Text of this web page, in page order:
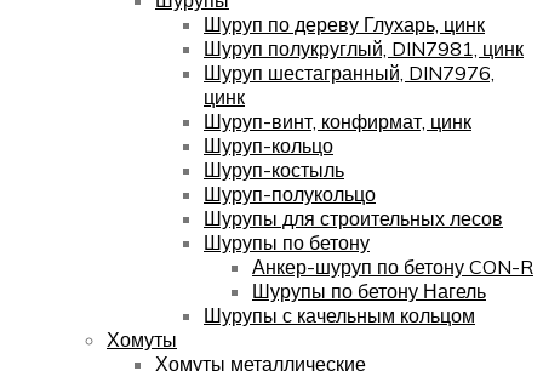
Шуруп по дереву Глухарь, цинк
Шуруп полукруглый, DIN7981, цинк
Шуруп шестагранный, DIN7976,
цинк
Шуруп-винт, конфирмат, цинк
Шуруп-кольцо
Шуруп-костыль
Шуруп-полукольцо
Шурупы для строительных лесов
Шурупы по бетону
Анкер-шуруп по бетону CON-R
Шурупы по бетону Нагель
Шурупы с качельным кольцом
Хомуты
Хомуты металлические